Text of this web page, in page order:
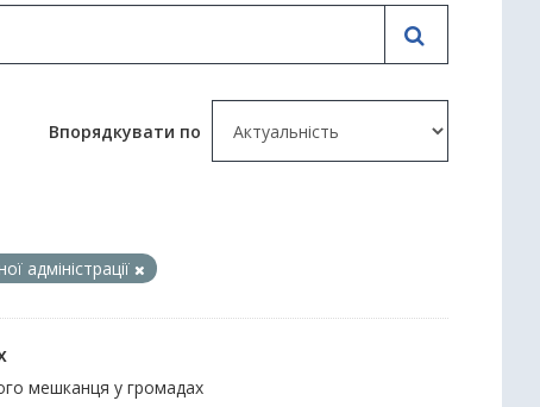
Впорядкувати по
адміністрації
мешканця у громадах